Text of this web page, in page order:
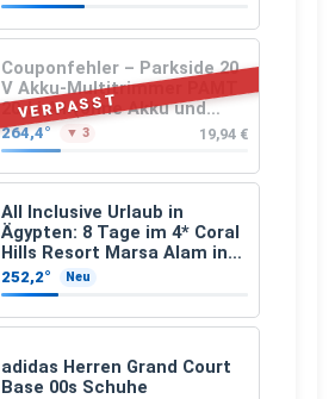
VERPASST
Couponfehler – Parkside 20
V Akku-Multitrimmer PAMT
20-Li A1 (ohne Akku und
Ladegerät)
264,4° ▼ 3 19,94 €
All Inclusive Urlaub in
Ägypten: 8 Tage im 4* Coral
Hills Resort Marsa Alam inkl.
Flüge ab 299 € p.P.
252,2° Neu
adidas Herren Grand Court
Base 00s Schuhe